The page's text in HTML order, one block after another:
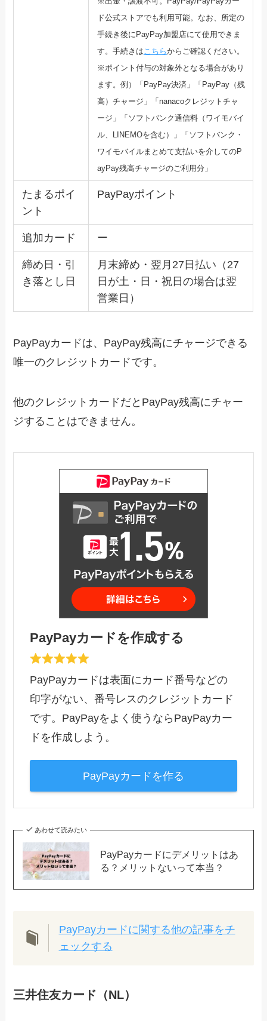
ド公式ストアでも利用可能。なお、所定の
手続き後にPayPay加盟店にて使用できま
す。手続きは こちらからご確認ください。
※ポイント付与の対象外となる場合があり
ます。例）「PayPay決済」「PayPay（残
高）チャージ」「nanacoクレジットチャ
ージ」「ソフトバンク通信料（ワイモバイ
ル、LINEMOを含む）」「ソフトバンク・
ワイモバイルまとめて支払いを介してのP
ayPay残高チャージのご利用分」
たまるポイ
ント
PayPayポイント
追加カード ー
締め日・引
き落とし日
月末締め・翌月27日払い（27
日が土・日・祝日の場合は翌
営業日）
PayPayカードは、PayPay残高にチャージできる
唯一のクレジットカードです。
他のクレジットカードだとPayPay残高にチャー
ジすることはできません。
PayPayカードを作成する
PayPayカードは表面にカード番号などの
印字がない、番号レスのクレジットカード
です。PayPayをよく使うならPayPayカー
ドを作成しよう。
PayPayカードを作る
あわせて読みたい
PayPayカードにデメリットはあ
る？メリットないって本当？
PayPayカードに関する他の記事をチ
ェックする
三井住友カード（NL）